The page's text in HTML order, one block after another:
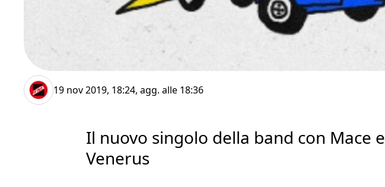
19 nov 2019, 18:24, agg. alle 18:36
Il nuovo singolo della band con Mace e
Venerus